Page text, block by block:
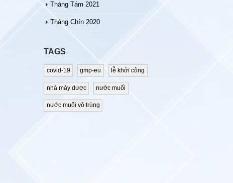
Tháng Tám 2021
Tháng Chín 2020
TAGS
covid-19 gmp-eu lễ khởi công
nhà máy dược nước muối
nước muối vô trùng